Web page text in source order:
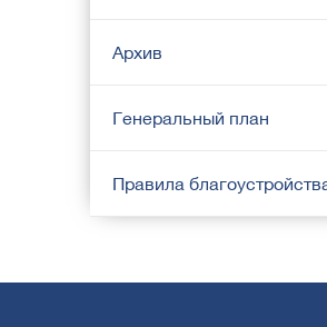
Архив
Генеральный план
Правила